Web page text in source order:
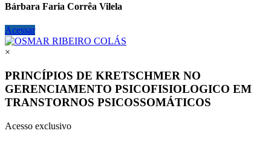
Bárbara Faria Corrêa Vilela
Acessar
×
PRINCÍPIOS DE KRETSCHMER NO
GERENCIAMENTO PSICOFISIOLOGICO EM
TRANSTORNOS PSICOSSOMÁTICOS
Acesso exclusivo